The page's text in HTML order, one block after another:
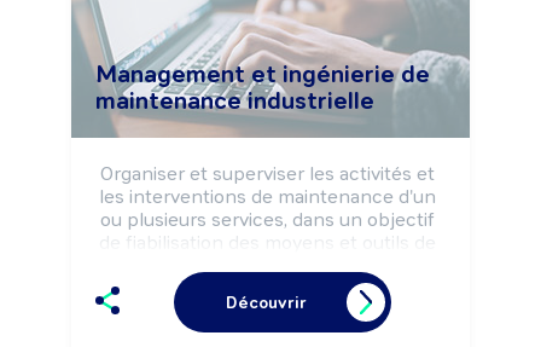
Management et ingénierie de
maintenance industrielle
Organiser et superviser les activités et
les interventions de maintenance d'un
ou plusieurs services, dans un objectif
de fiabilisation des moyens et outils de
sécurité, hygiène et environnement et
les impératifs de productivité et de
qualité.
Découvrir